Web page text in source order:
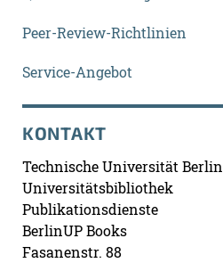
Peer-Review-Richtlinien
Service-Angebot
KONTAKT
Technische Universität Berlin
Universitätsbibliothek
Publikationsdienste
BerlinUP Books
Fasanenstr. 88